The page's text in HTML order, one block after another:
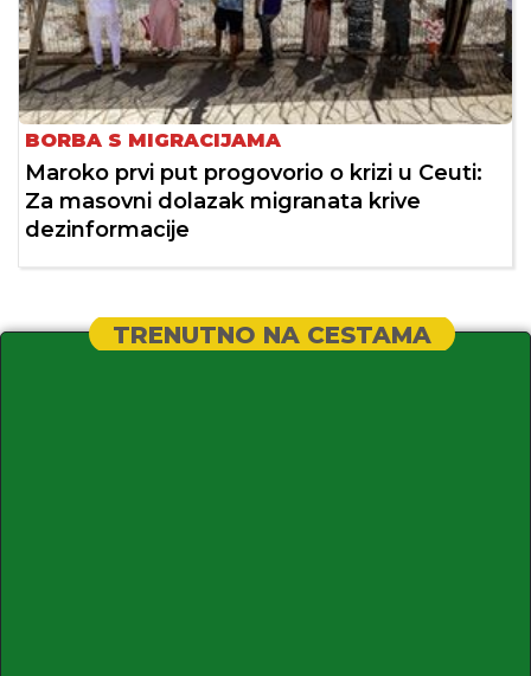
BORBA S MIGRACIJAMA
Maroko prvi put progovorio o krizi u Ceuti:
Za masovni dolazak migranata krive
dezinformacije
TRENUTNO NA CESTAMA